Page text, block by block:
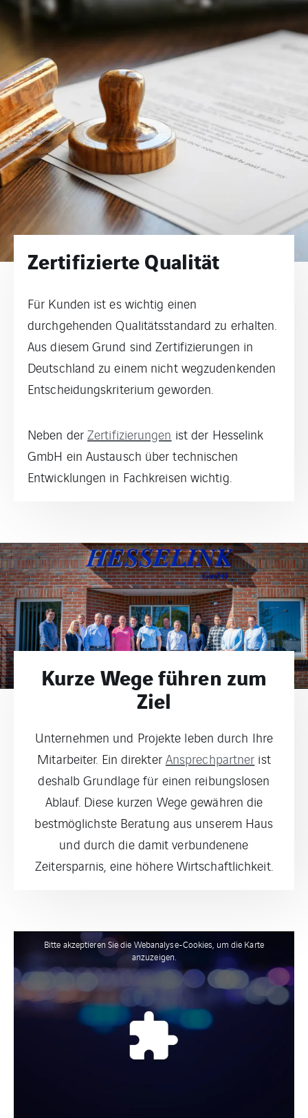
Zertifizierte Qualität
Für Kunden ist es wichtig einen
durchgehenden Qualitätsstandard zu erhalten.
Aus diesem Grund sind Zertifizierungen in
Deutschland zu einem nicht wegzudenkenden
Entscheidungskriterium geworden.
Neben derZertifizierungen ist der Hesselink
GmbH ein Austausch über technischen
Entwicklungen in Fachkreisen wichtig.
Kurze Wege führen zum
Ziel
Unternehmen und Projekte leben durch Ihre
Mitarbeiter. Ein direkterAnsprechpartner ist
deshalb Grundlage für einen reibungslosen
Ablauf. Diese kurzen Wege gewähren die
bestmöglichste Beratung aus unserem Haus
und durch die damit verbundenene
Zeitersparnis, eine höhere Wirtschaftlichkeit.
Bitte akzeptieren Sie die Webanalyse-Cookies, um die Karte
anzuzeigen.